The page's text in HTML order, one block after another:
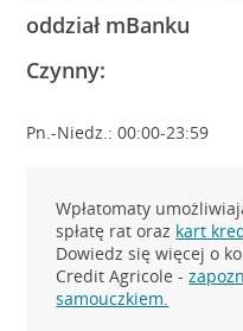
oddział mBanku
Czynny:
Pn.-Niedz.: 00:00-23:59
Wpłatomaty
spłatę rat oraz kart
Dowiedz się więcej o
Credit Agricole -
samouczkiem.